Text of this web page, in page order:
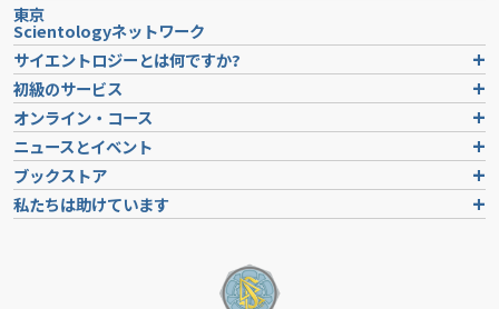
東京
Scientologyネットワーク
サイエントロジーとは何ですか?
初級のサービス
オンライン・コース
ニュースとイベント
ブックストア
私たちは助けています